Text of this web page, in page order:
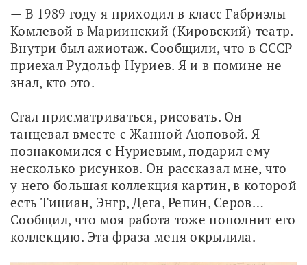
— В 1989 году я приходил в класс Габриэлы
Комлевой в Мариинский (Кировский) театр.
Внутри был ажиотаж. Сообщили, что в СССР
приехал Рудольф Нуриев. Я и в помине не
знал, кто это.
Стал присматриваться, рисовать. Он
танцевал вместе с Жанной Аюповой. Я
познакомился с Нуриевым, подарил ему
несколько рисунков. Он рассказал мне, что
у него большая коллекция картин, в которой
есть Тициан, Энгр, Дега, Репин, Серов…
Сообщил, что моя работа тоже пополнит его
коллекцию. Эта фраза меня окрылила.